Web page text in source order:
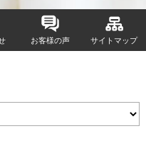
お客様の声 サイトマップ